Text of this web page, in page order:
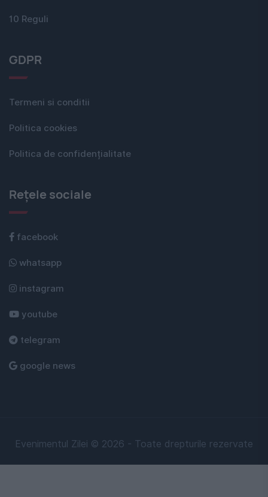
10 Reguli
GDPR
Termeni si conditii
Politica cookies
Politica de confidențialitate
Rețele sociale
facebook
whatsapp
instagram
youtube
telegram
google news
Evenimentul Zilei © 2026 - Toate drepturile rezervate